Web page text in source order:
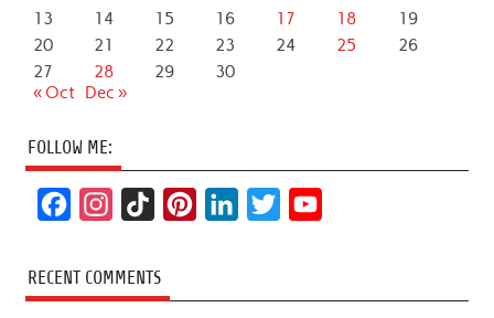
13
14 15 16 17 18
19
20
21 22 23 24 25
26
27
28 29
30
« Oct Dec »
FOLLOW ME:
c
e
s
t
k
T
t
k
t
T
RECENT COMMENTS